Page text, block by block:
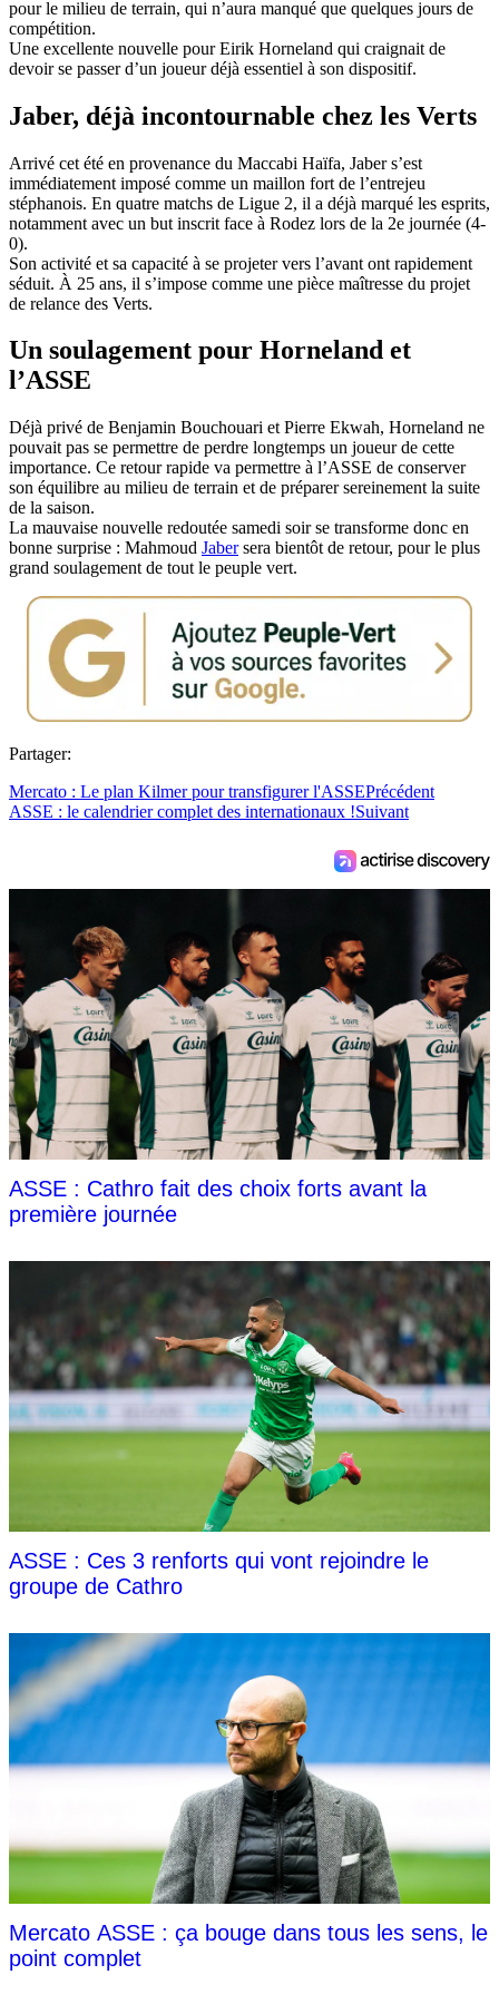
pour le milieu de terrain, qui n’aura manqué que quelques jours de
compétition.
Une excellente nouvelle pour Eirik Horneland qui craignait de
devoir se passer d’un joueur déjà essentiel à son dispositif.
Jaber, déjà incontournable chez les Verts
Arrivé cet été en provenance du Maccabi Haïfa, Jaber s’est
immédiatement imposé comme un maillon fort de l’entrejeu
stéphanois. En quatre matchs de Ligue 2, il a déjà marqué les esprits,
notamment avec un but inscrit face à Rodez lors de la 2e journée (4-
0).
Son activité et sa capacité à se projeter vers l’avant ont rapidement
séduit. À 25 ans, il s’impose comme une pièce maîtresse du projet
de relance des Verts.
Un soulagement pour Horneland et
l’ASSE
Déjà privé de Benjamin Bouchouari et Pierre Ekwah, Horneland ne
pouvait pas se permettre de perdre longtemps un joueur de cette
importance. Ce retour rapide va permettre à l’ASSE de conserver
son équilibre au milieu de terrain et de préparer sereinement la suite
de la saison.
La mauvaise nouvelle redoutée samedi soir se transforme donc en
bonne surprise : Mahmoud Jabersera bientôt de retour, pour le plus
grand soulagement de tout le peuple vert.
Partager:
Mercato : Le plan Kilmer pour transfigurer l'ASSEPrécédent
ASSE : le calendrier complet des internationaux !Suivant
ASSE : Cathro fait des choix forts avant la
première journée
ASSE : Ces 3 renforts qui vont rejoindre le
groupe de Cathro
Mercato ASSE : ça bouge dans tous les sens, le
point complet